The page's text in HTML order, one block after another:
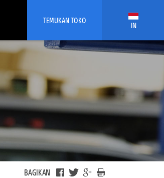
TEMUKAN TOKO IN
BAGIKAN